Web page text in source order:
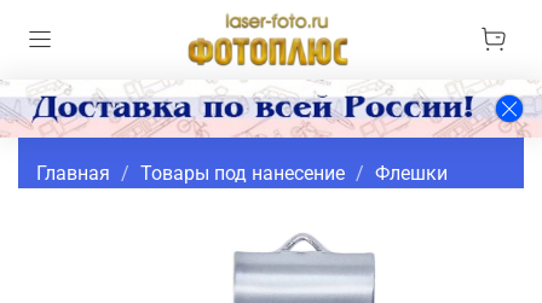
Главная Товары под нанесение Флешки